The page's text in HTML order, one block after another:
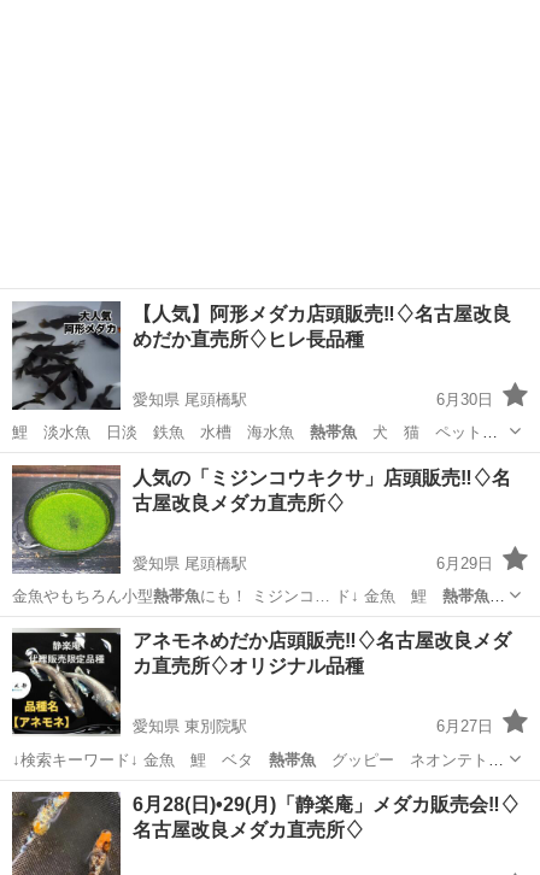
【人気】阿形メダカ店頭販売‼️♢名古屋改良
めだか直売所♢ヒレ長品種
愛知県 尾頭橋駅
6月30日
鯉 淡水魚 日淡 鉄魚 水槽 海水魚 熱帯魚犬 猫 ペット
水草 ビオトープ ア…
愛知 名古屋市 尾頭橋駅 その他のペット メダカ
人気の「ミジンコウキクサ」店頭販売‼️♢名
古屋改良メダカ直売所♢
愛知県 尾頭橋駅
6月29日
金魚やもちろん小型熱帯魚 にも！ ミジンコ… ド↓ 金魚 鯉 熱帯魚
観賞魚 ベタ シ…
愛知 名古屋市 尾頭橋駅 その他のペット メダカ
アネモネめだか店頭販売‼️♢名古屋改良メダ
カ直売所♢オリジナル品種
愛知県 東別院駅
6月27日
↓検索キーワード↓ 金魚 鯉 ベタ 熱帯魚 グッピー ネオンテト
ラ 観賞魚 鉄魚…
愛知 名古屋市 東別院駅 その他のペット メダカ
6月28(日)•29(月)「静楽庵」メダカ販売会‼️♢
名古屋改良メダカ直売所♢